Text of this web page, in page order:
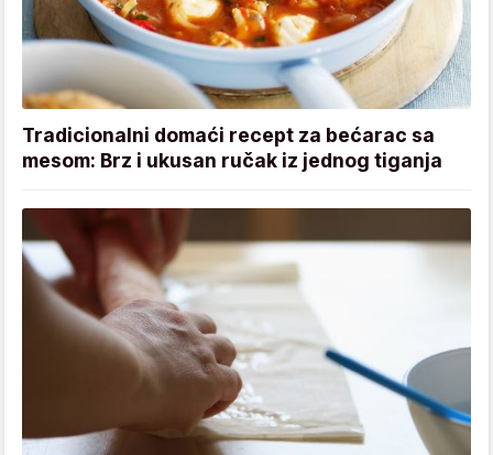
Tradicionalni domaći recept za bećarac sa
mesom: Brz i ukusan ručak iz jednog tiganja